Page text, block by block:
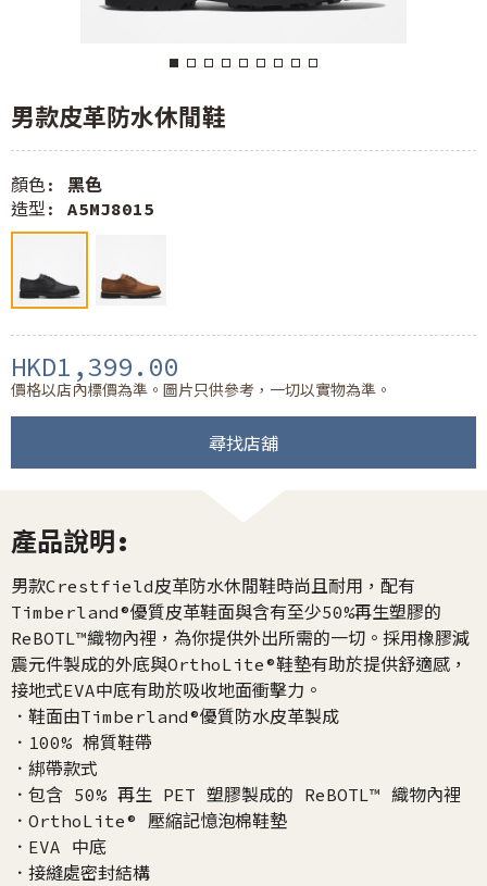
男款皮革防水休閒鞋
顏色: 黑色
造型: A5MJ8015
HKD1,399.00
價格以店內標價為準。圖片只供參考，一切以實物為準。
尋找店舖
產品說明:
男款Crestfield皮革防水休閒鞋時尚且耐用，配有
Timberland®優質皮革鞋面與含有至少50%再生塑膠的
ReBOTL™織物內裡，為你提供外出所需的一切。採用橡膠減
震元件製成的外底與OrthoLite®鞋墊有助於提供舒適感，
接地式EVA中底有助於吸收地面衝擊力。
．鞋面由Timberland®優質防水皮革製成
．100% 棉質鞋帶
．綁帶款式
．包含 50% 再生 PET 塑膠製成的 ReBOTL™ 織物內裡
．OrthoLite® 壓縮記憶泡棉鞋墊
．EVA 中底
．接縫處密封結構